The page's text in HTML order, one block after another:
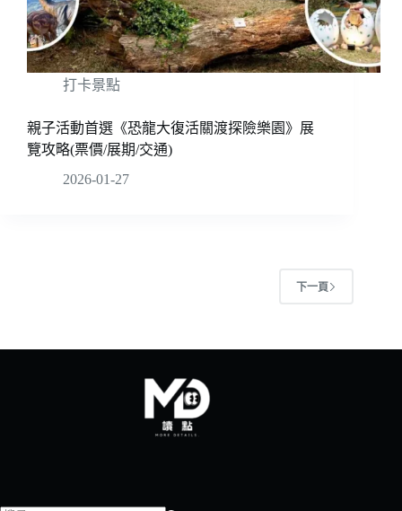
打卡景點
親子活動首選《恐龍大復活關渡探險樂園》展
覽攻略(票價/展期/交通)
2026-01-27
下一頁